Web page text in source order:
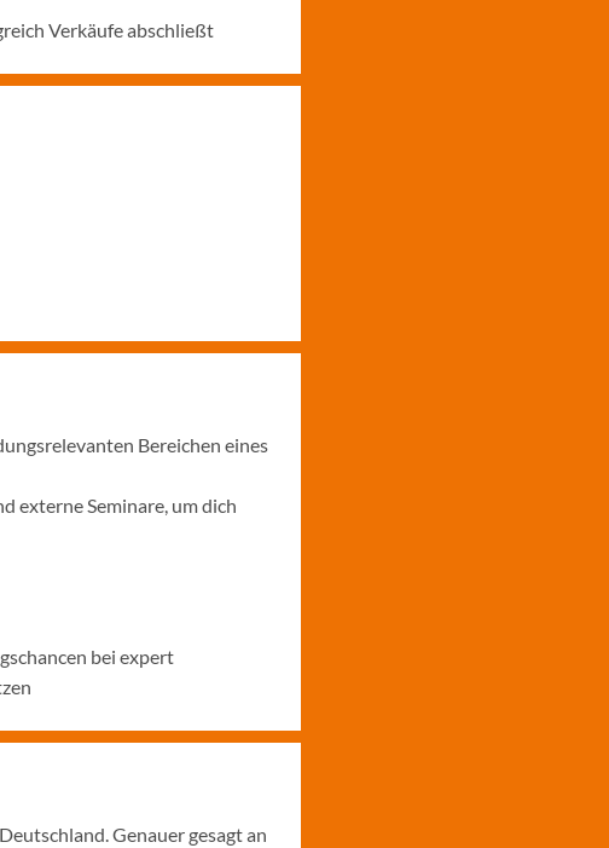
Verkäufe abschließt
Bereichen eines
externe Seminare, um dich
bei expert
Genauer gesagt an